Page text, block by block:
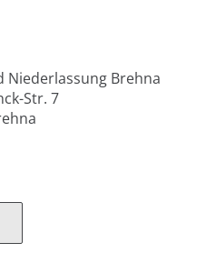
Niederlassung Brehna
Str. 7